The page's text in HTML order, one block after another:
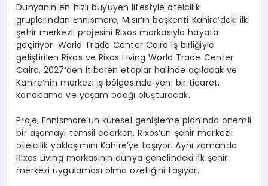
Dünyanın en hızlı büyüyen lifestyle otelcilik
gruplarından Ennismore, Mısır’ın başkenti Kahire’deki ilk
şehir merkezli projesini Rixos markasıyla hayata
geçiriyor. World Trade Center Cairo iş birliğiyle
geliştirilen Rixos ve Rixos Living World Trade Center
Cairo, 2027’den itibaren etaplar halinde açılacak ve
Kahire’nin merkezi iş bölgesinde yeni bir ticaret,
konaklama ve yaşam odağı oluşturacak.
Proje, Ennismore’un küresel genişleme planında önemli
bir aşamayı temsil ederken, Rixos’un şehir merkezli
otelcilik yaklaşımını Kahire’ye taşıyor. Aynı zamanda
Rixos Living markasının dünya genelindeki ilk şehir
merkezi uygulaması olma özelliğini taşıyor.